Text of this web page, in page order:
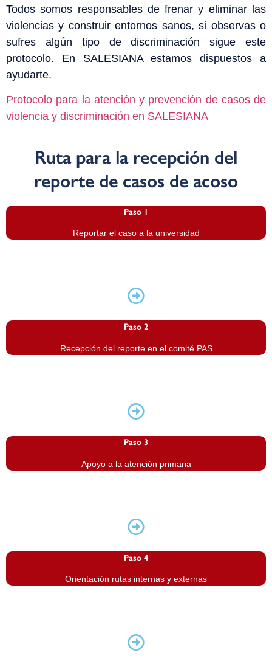
Todos somos responsables de frenar y eliminar las
violencias y construir entornos sanos, si observas o
sufres algún tipo de discriminación sigue este
protocolo. En SALESIANA estamos dispuestos a
ayudarte.
Protocolo para la atención y prevención de casos de
violencia y discriminación en SALESIANA
Ruta para la recepción del
reporte de casos de acoso
Paso 1
Reportar el caso a la universidad
Paso 2
Recepción del reporte en el comité PAS
Paso 3
Apoyo a la atención primaria
Paso 4
Orientación rutas internas y externas